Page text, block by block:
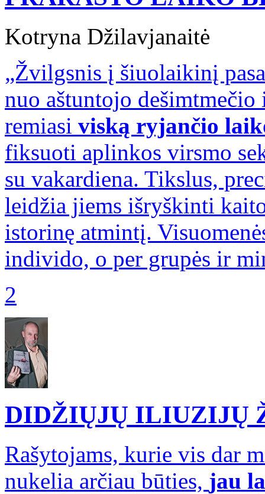
Kotryna Džilavjanaitė
„Žvilgsnis į šiuolaikinį
nuo aštuntojo
remiasi viską ryjančio
fiksuoti aplinkos virsmo
su vakardiena. Tikslus,
leidžia jiems išryškinti
istorinę atmintį.
individo, o per grupės ir
2
DIDŽIŲJŲ ILIUZIJŲ
Rašytojams, kurie vis dar
nukelia arčiau būties, jau